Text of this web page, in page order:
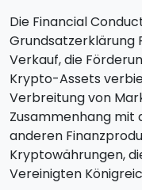
Die Financial
Grundsatzerklärung
Verkauf, die
Krypto-Assets
Verbreitung von
Zusammenhang mit
anderen
Kryptowährungen,
Vereinigten